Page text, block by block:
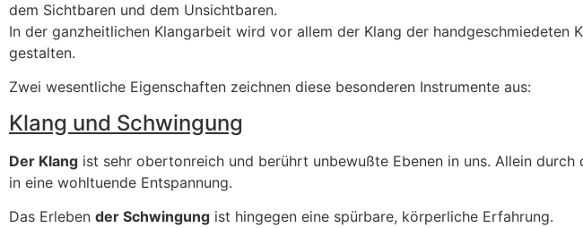
dem Sichtbaren und dem Unsichtbaren.
In der ganzheitlichen Klangarbeit wird vor allem der Klang der handgeschmiedeten
gestalten.
Zwei wesentliche Eigenschaften zeichnen diese besonderen Instrumente aus:
Klang und Schwingung
Der Klang ist sehr obertonreich und berührt unbewußte Ebenen in uns. Allein
in eine wohltuende Entspannung.
Das Erleben der Schwingung ist hingegen eine spürbare, körperliche Erfahrung.